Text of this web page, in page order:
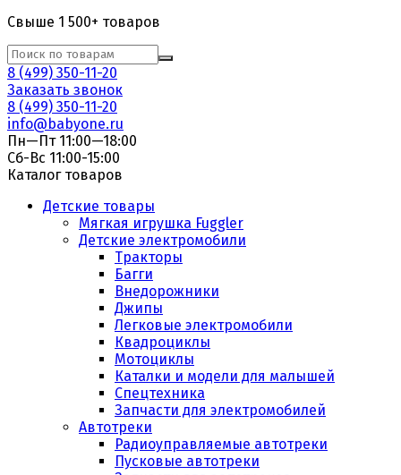
Свыше 1 500+ товаров
8 (499) 350-11-20
Заказать звонок
8 (499) 350-11-20
info@babyone.ru
Пн—Пт 11:00—18:00
Сб-Вс 11:00-15:00
Каталог товаров
Детские товары
Мягкая игрушка Fuggler
Детские электромобили
Тракторы
Багги
Внедорожники
Джипы
Легковые электромобили
Квадроциклы
Мотоциклы
Каталки и модели для малышей
Спецтехника
Запчасти для электромобилей
Автотреки
Радиоуправляемые автотреки
Пусковые автотреки